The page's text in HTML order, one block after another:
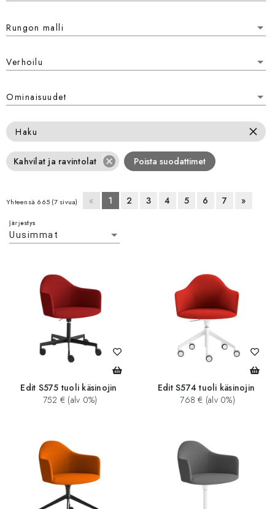
Rungon malli
Rungon malli
Verhoilu
Verhoilu
Ominaisuudet
Ominaisuudet
Haku close
Kahvilat ja ravintolat cancel Poista suodattimet
Yhteensä 665 (7 sivua) « 1 2 3 4 5 6 7 »
Uusimmat
Järjestys
Edit S575 tuoli käsinojin
752 € (alv 0%)
Edit S574 tuoli käsinojin
768 € (alv 0%)